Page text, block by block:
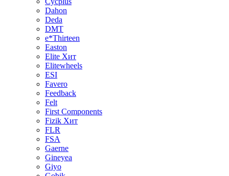
Dahon
Deda
DMT
e*Thirteen
Easton
Elite Хит
Elitewheels
ESI
Favero
Feedback
Felt
First Components
Fizik Хит
FLR
FSA
Gaerne
Gineyea
Giyo